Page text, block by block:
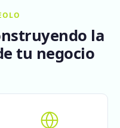
la
tu negocio